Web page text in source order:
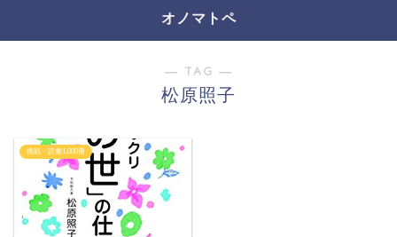
オノマトペ
― TAG ―
松原照子
挑戦・読書1,000冊